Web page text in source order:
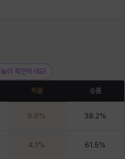
러 확인하세요!
픽률 승률
5.8% 38.2%
4.1 % 61.5%